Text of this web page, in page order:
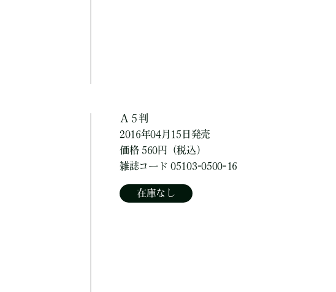
Ａ５判
2016年04月15日発売
価格 560円（税込）
雑誌コード 05103-0500-16
在庫なし